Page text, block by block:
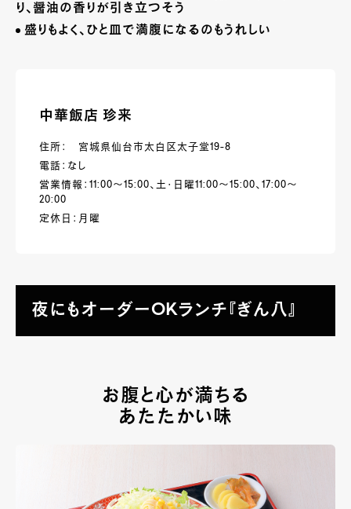
り、醤油の香りが引き立つそう
盛りもよく、ひと皿で満腹になるのもうれしい
中華飯店 珍来
住所： 宮城県仙台市太白区太子堂19-8
電話：なし
営業情報：11:00～15:00、土・日曜11:00～15:00、17:00～
20:00
定休日：月曜
夜にもオーダーOKランチ『ぎん八』
お腹と心が満ちる
あたたかい味